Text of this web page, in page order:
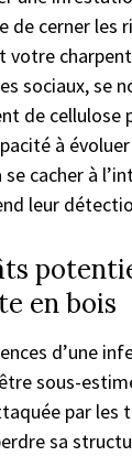
de cerner les
votre
sociaux, se
de cellulose
à
cacher à
leur
en bois
d’une
sous-
par les
sa